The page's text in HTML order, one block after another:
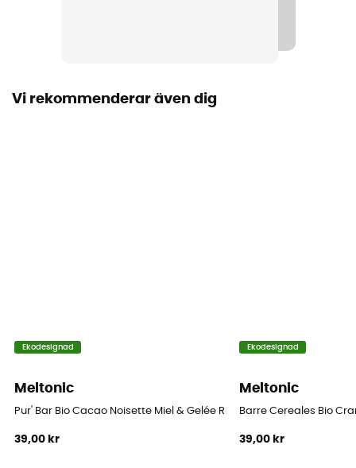
Vi rekommenderar även dig
Ekodesignad
Meltonic
Pur' Bar Bio Cacao Noisette Miel & Gelée Royale - Energibar
39,00 kr
Ekodesignad
Meltonic
Barre Cereales Bio
39,00 kr